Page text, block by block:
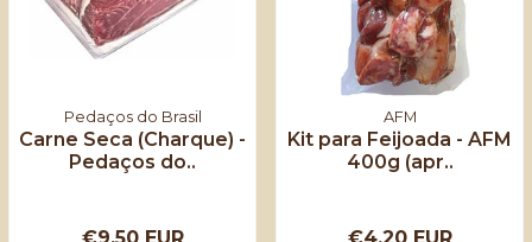
Pedaços do Brasil
Carne Seca (Charque) -
Pedaços do..
AFM
Kit para Feijoada - AFM
400g (apr..